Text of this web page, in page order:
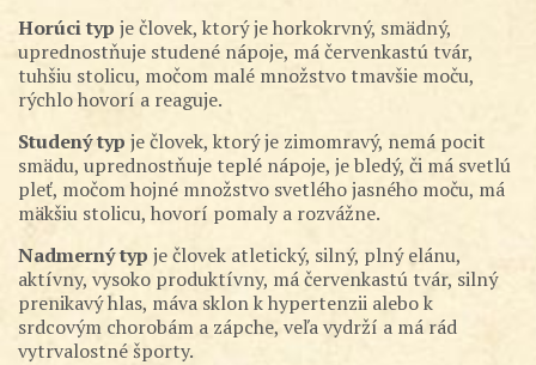
Horúci typ je človek, ktorý je horkokrvný, smädný,
uprednostňuje studené nápoje, má červenkastú tvár,
tuhšiu stolicu, močom malé množstvo tmavšie moču,
rýchlo hovorí a reaguje.
Studený typ je človek, ktorý je zimomravý, nemá pocit
smädu, uprednostňuje teplé nápoje, je bledý, či má svetlú
pleť, močom hojné množstvo svetlého jasného moču, má
mäkšiu stolicu, hovorí pomaly a rozvážne.
Nadmerný typ je človek atletický, silný, plný elánu,
aktívny, vysoko produktívny, má červenkastú tvár, silný
prenikavý hlas, máva sklon k hypertenzii alebo k
srdcovým chorobám a zápche, veľa vydrží a má rád
vytrvalostné športy.